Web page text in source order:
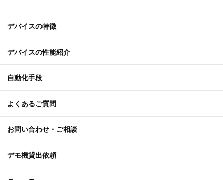
デバイスの特徴
デバイスの性能紹介
自動化手段
よくあるご質問
お問い合わせ・ご相談
デモ機貸出依頼